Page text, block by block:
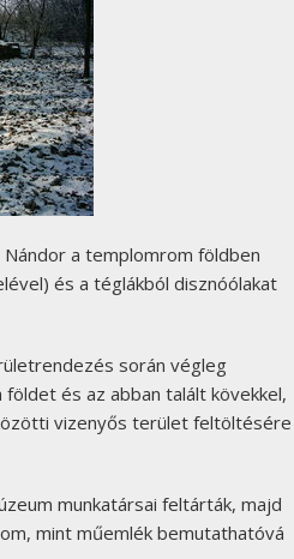
a templomrom földben
és a téglákból disznóólakat
során végleg
és az abban talált kövekkel,
vizenyős terület feltöltésére
munkatársai feltárták, majd
mint műemlék bemutathatóvá